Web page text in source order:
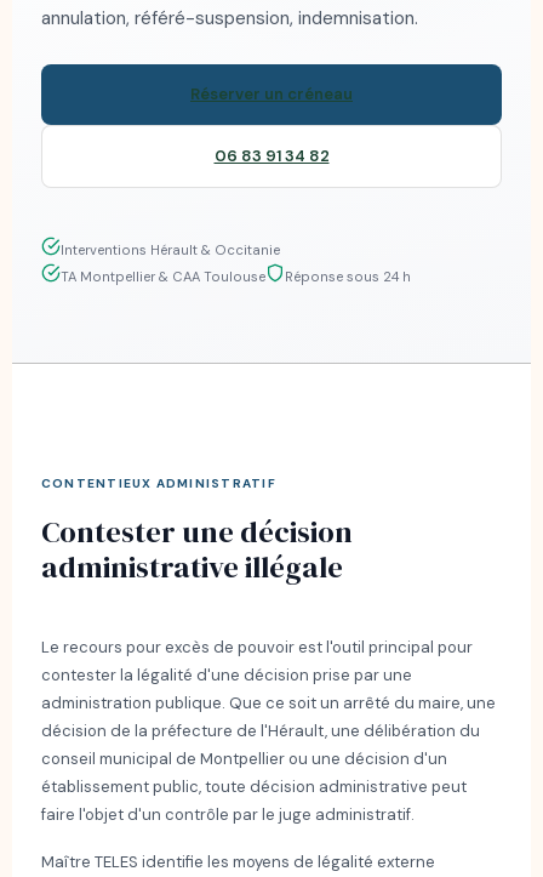
annulation, référé-suspension, indemnisation.
Réserver un créneau
06 83 91 34 82
Interventions Hérault & Occitanie
TA Montpellier & CAA Toulouse
Réponse sous 24 h
CONTENTIEUX ADMINISTRATIF
Contester une décision
administrative illégale
Le recours pour excès de pouvoir est l'outil principal pour
contester la légalité d'une décision prise par une
administration publique. Que ce soit un arrêté du maire, une
décision de la préfecture de l'Hérault, une délibération du
conseil municipal de Montpellier ou une décision d'un
établissement public, toute décision administrative peut
faire l'objet d'un contrôle par le juge administratif.
Maître TELES identifie les moyens de légalité externe